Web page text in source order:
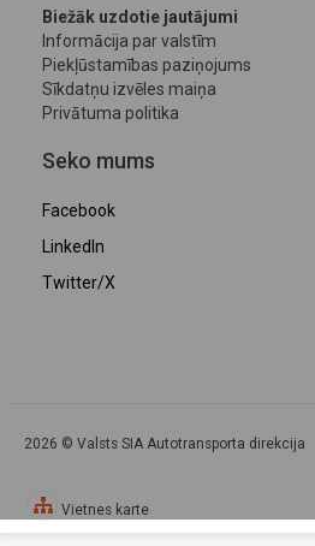
Biežāk uzdotie jautājumi
Informācija par valstīm
Piekļūstamības paziņojums
Sīkdatņu izvēles maiņa
Privātuma politika
Seko mums
Facebook
LinkedIn
Twitter/X
2026 © Valsts SIA Autotransporta direkcija
Vietnes karte